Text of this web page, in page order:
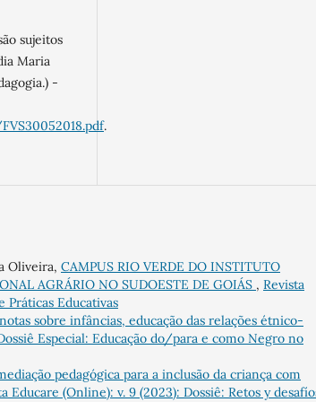
sujeitos
Maria
-
.
Oliveira, CAMPUS RIO VERDE DO INSTITUTO
AGRÁRIO NO SUDOESTE DE GOIÁS , Revista
Práticas Educativas
sobre infâncias, educação das relações étnico-
Especial: Educação do/para e como Negro no
pedagógica para a inclusão da criança com
Educare (Online): v. 9 (2023): Dossiê: Retos y